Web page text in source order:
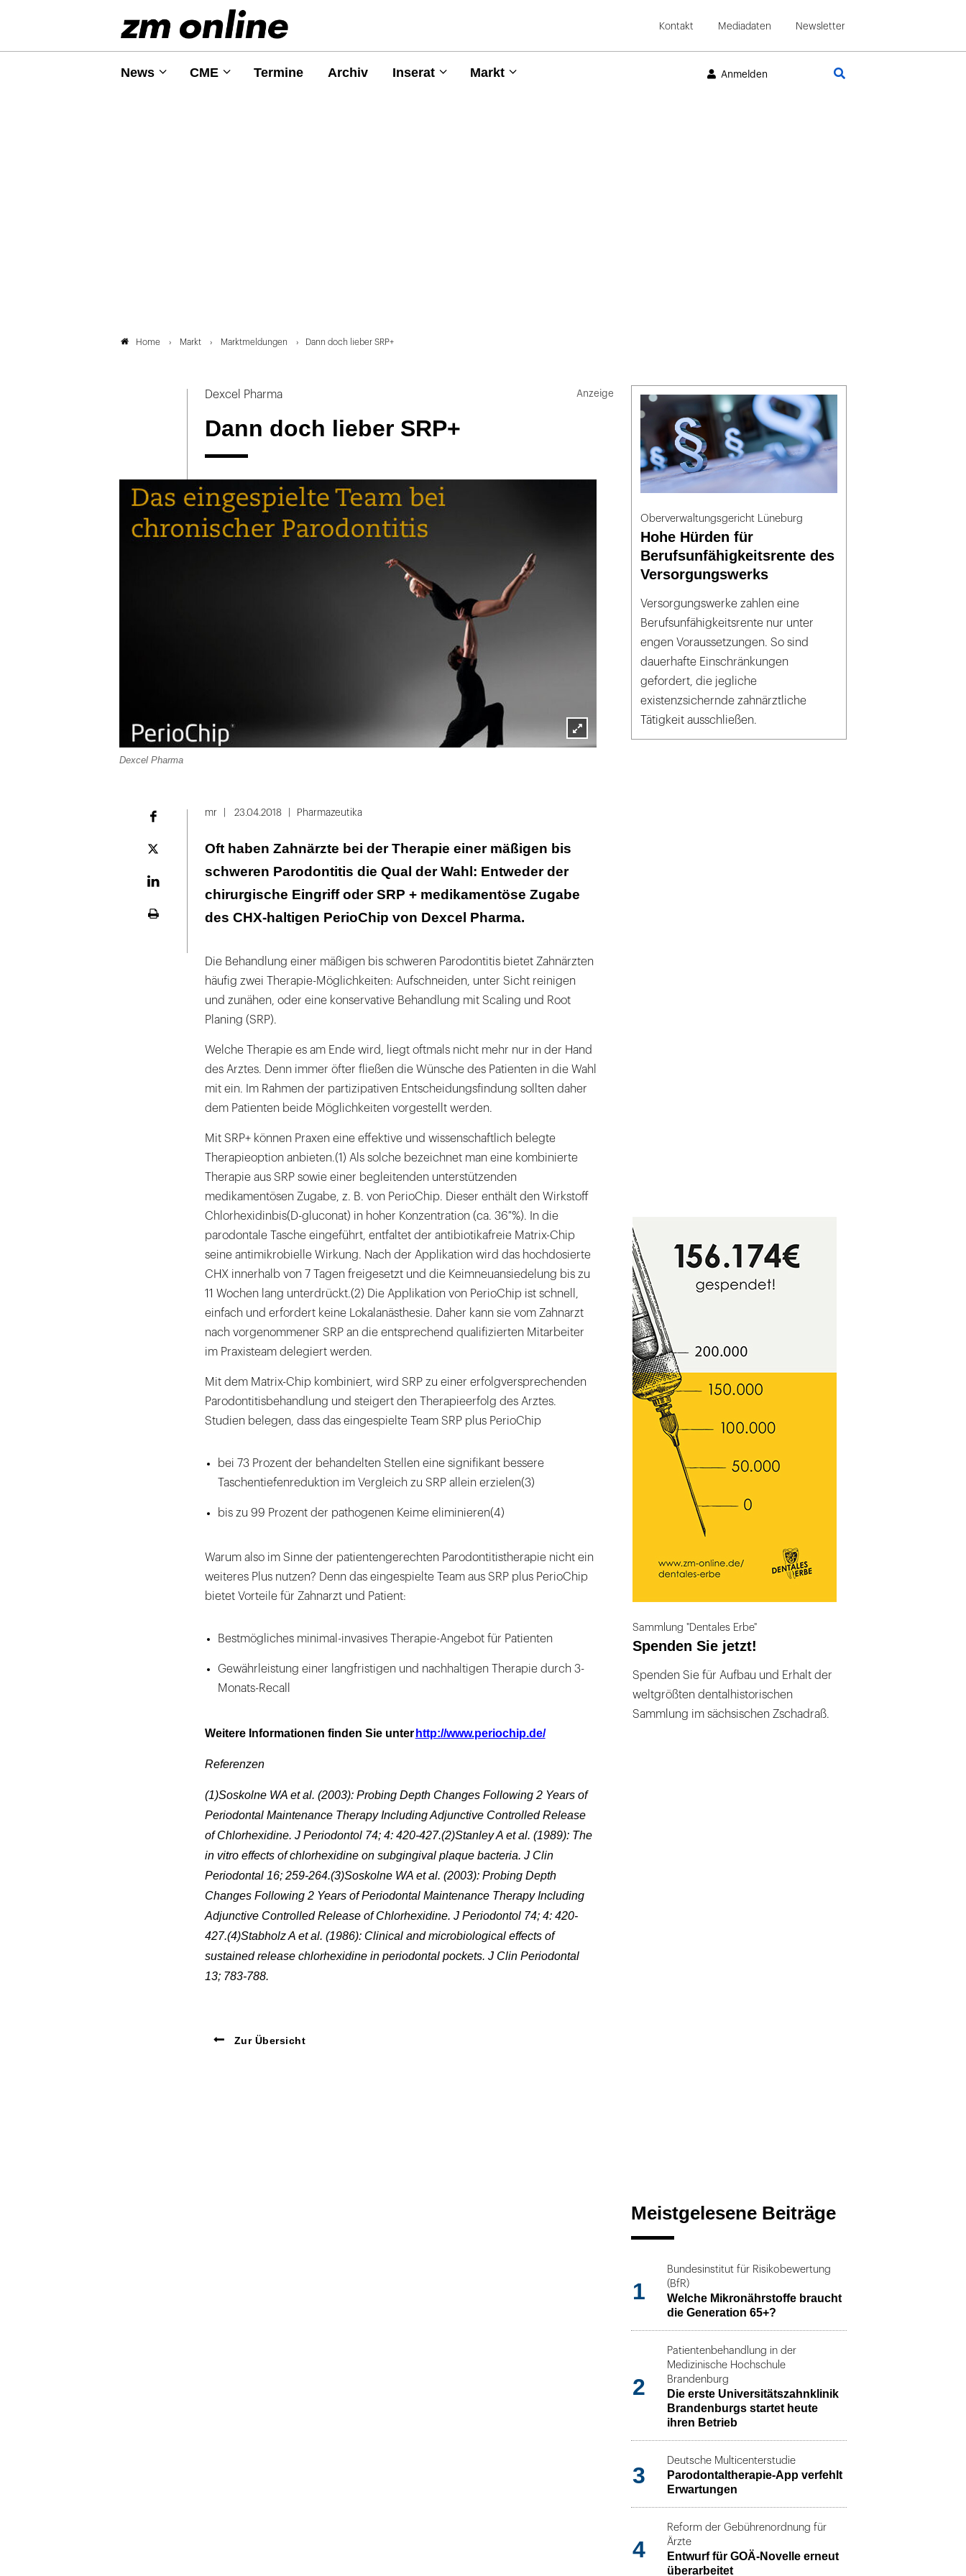
Kontakt Mediadaten Newsletter
News CME Termine Archiv Inserat Markt Anmelden
Home Markt Marktmeldungen Dann doch lieber SRP+
Dexcel Pharma
Dann doch lieber SRP+
Lightbox
Dexcel Pharma
Plattform
mr 23.04.2018 Pharmazeutika
Oft haben Zahnärzte bei der Therapie einer mäßigen bis
schweren Parodontitis die Qual der Wahl: Entweder der
chirurgische Eingriff oder SRP + medikamentöse Zugabe
des CHX-haltigen PerioChip von Dexcel Pharma.
Die Behandlung einer mäßigen bis schweren Parodontitis bietet Zahnärzten
häufig zwei Therapie-Möglichkeiten: Aufschneiden, unter Sicht reinigen
und zunähen, oder eine konservative Behandlung mit Scaling und Root
Planing (SRP).
Welche Therapie es am Ende wird, liegt oftmals nicht mehr nur in der Hand
des Arztes. Denn immer öfter fließen die Wünsche des Patienten in die Wahl
mit ein. Im Rahmen der partizipativen Entscheidungsfindung sollten daher
dem Patienten beide Möglichkeiten vorgestellt werden.
Mit SRP+ können Praxen eine effektive und wissenschaftlich belegte
Therapieoption anbieten.(1) Als solche bezeichnet man eine kombinierte
Therapie aus SRP sowie einer begleitenden unterstützenden
medikamentösen Zugabe, z. B. von PerioChip. Dieser enthält den Wirkstoff
Chlorhexidinbis(D-gluconat) in hoher Konzentration (ca. 36 %). In die
parodontale Tasche eingeführt, entfaltet der antibiotikafreie Matrix-Chip
seine antimikrobielle Wirkung. Nach der Applikation wird das hochdosierte
CHX innerhalb von 7 Tagen freigesetzt und die Keimneuansiedelung bis zu
11 Wochen lang unterdrückt.(2) Die Applikation von PerioChip ist schnell,
einfach und erfordert keine Lokalanästhesie. Daher kann sie vom Zahnarzt
nach vorgenommener SRP an die entsprechend qualifizierten Mitarbeiter
im Praxisteam delegiert werden.
Mit dem Matrix-Chip kombiniert, wird SRP zu einer erfolgversprechenden
Parodontitisbehandlung und steigert den Therapieerfolg des Arztes.
Studien belegen, dass das eingespielte Team SRP plus PerioChip
bei 73 Prozent der behandelten Stellen eine signifikant bessere
Taschentiefenreduktion im Vergleich zu SRP allein erzielen(3)
bis zu 99 Prozent der pathogenen Keime eliminieren(4)
Warum also im Sinne der patientengerechten Parodontitistherapie nicht ein
weiteres Plus nutzen? Denn das eingespielte Team aus SRP plus PerioChip
bietet Vorteile für Zahnarzt und Patient:
Bestmögliches minimal-invasives Therapie-Angebot für Patienten
Gewährleistung einer langfristigen und nachhaltigen Therapie durch 3-
Monats-Recall
Weitere Informationen finden Sie unter http://www.periochip.de/
Referenzen
(1)Soskolne WA et al. (2003): Probing Depth Changes Following 2 Years of
Periodontal Maintenance Therapy Including Adjunctive Controlled Release
of Chlorhexidine. J Periodontol 74; 4: 420-427.(2)Stanley A et al. (1989): The
in vitro effects of chlorhexidine on subgingival plaque bacteria. J Clin
Periodontal 16; 259-264.(3)Soskolne WA et al. (2003): Probing Depth
Changes Following 2 Years of Periodontal Maintenance Therapy Including
Adjunctive Controlled Release of Chlorhexidine. J Periodontol 74; 4: 420-
427.(4)Stabholz A et al. (1986): Clinical and microbiological effects of
sustained release chlorhexidine in periodontal pockets. J Clin Periodontal
13; 783-788.
Zur Übersicht
Oberverwaltungsgericht Lüneburg
Hohe Hürden für
Berufsunfähigkeitsrente des
Versorgungswerks
Versorgungswerke zahlen eine
Berufsunfähigkeitsrente nur unter
engen Voraussetzungen. So sind
dauerhafte Einschränkungen
gefordert, die jegliche
existenzsichernde zahnärztliche
Tätigkeit ausschließen.
Sammlung "Dentales Erbe"
Spenden Sie jetzt!
Spenden Sie für Aufbau und Erhalt der
weltgrößten dentalhistorischen
Sammlung im sächsischen Zschadraß.
Meistgelesene Beiträge
1
Bundesinstitut für Risikobewertung
(BfR)
Welche Mikronährstoffe braucht
die Generation 65+?
2
Patientenbehandlung in der
Medizinische Hochschule
Brandenburg
Die erste Universitätszahnklinik
Brandenburgs startet heute
ihren Betrieb
3
Deutsche Multicenterstudie
Parodontaltherapie-App verfehlt
Erwartungen
4
Reform der Gebührenordnung für
Ärzte
Entwurf für GOÄ-Novelle erneut
überarbeitet